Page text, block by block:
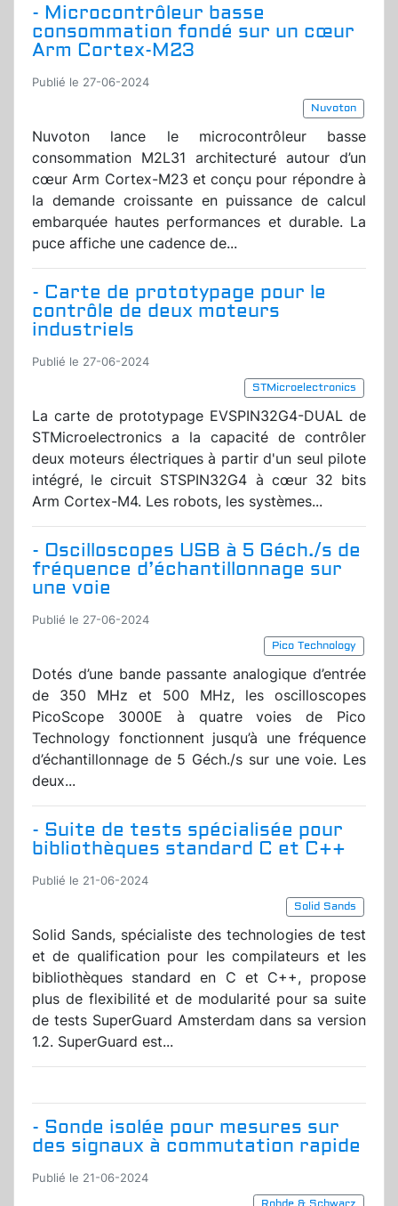
- Microcontrôleur basse
consommation fondé sur un cœur
Arm Cortex-M23
Publié le 27-06-2024
Nuvoton
Nuvoton lance le microcontrôleur basse
consommation M2L31 architecturé autour d’un
cœur Arm Cortex-M23 et conçu pour répondre à
la demande croissante en puissance de calcul
embarquée hautes performances et durable. La
puce affiche une cadence de...
- Carte de prototypage pour le
contrôle de deux moteurs
industriels
Publié le 27-06-2024
STMicroelectronics
La carte de prototypage EVSPIN32G4-DUAL de
STMicroelectronics a la capacité de contrôler
deux moteurs électriques à partir d'un seul pilote
intégré, le circuit STSPIN32G4 à cœur 32 bits
Arm Cortex-M4. Les robots, les systèmes...
- Oscilloscopes USB à 5 Géch./s de
fréquence d’échantillonnage sur
une voie
Publié le 27-06-2024
Pico Technology
Dotés d’une bande passante analogique d’entrée
de 350 MHz et 500 MHz, les oscilloscopes
PicoScope 3000E à quatre voies de Pico
Technology fonctionnent jusqu’à une fréquence
d’échantillonnage de 5 Géch./s sur une voie. Les
deux...
- Suite de tests spécialisée pour
bibliothèques standard C et C++
Publié le 21-06-2024
Solid Sands
Solid Sands, spécialiste des technologies de test
et de qualification pour les compilateurs et les
bibliothèques standard en C et C++, propose
plus de flexibilité et de modularité pour sa suite
de tests SuperGuard Amsterdam dans sa version
1.2. SuperGuard est...
- Sonde isolée pour mesures sur
des signaux à commutation rapide
Publié le 21-06-2024